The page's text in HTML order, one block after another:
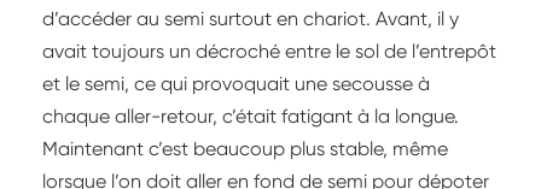
d’accéder au semi surtout en chariot. Avant, il y
avait toujours un décroché entre le sol de l’entrepôt
et le semi, ce qui provoquait une secousse à
chaque aller-retour, c’était fatigant à la longue.
Maintenant c’est beaucoup plus stable, même
lorsque l’on doit aller en fond de semi pour dépoter